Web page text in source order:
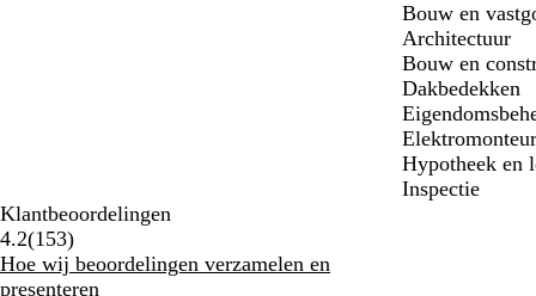
Bouw en
Architectuur
Bouw en
Dakbedekken
Elektromonteur
Hypotheek en
Inspectie
Klantbeoordelingen
4.2(153153
klantbeoordelingen
)
Hoe wij beoordelingen verzamelen en
presenteren